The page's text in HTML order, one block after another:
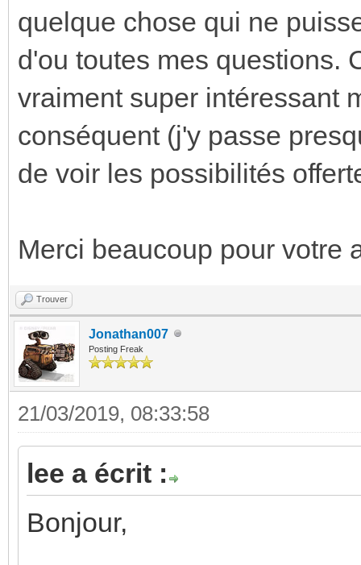
quelque chose qui ne
d'ou toutes mes questions.
vraiment super intéressant
conséquent (j'y passe
de voir les possibilités
Merci beaucoup pour votre
Trouver
Jonathan007
Posting Freak
21/03/2019, 08:33:58
lee a écrit :
Bonjour,